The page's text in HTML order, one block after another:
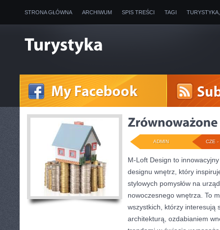
STRONA GŁÓWNA ARCHIWUM SPIS TREŚCI TAGI
CZE -
ADMIN
M-Loft Design to
designu wnętrz, który
stylowych pomysłów na
nowoczesnego wnętrza. To
wszystkich, którzy interesują
architekturą, ozdabianiem